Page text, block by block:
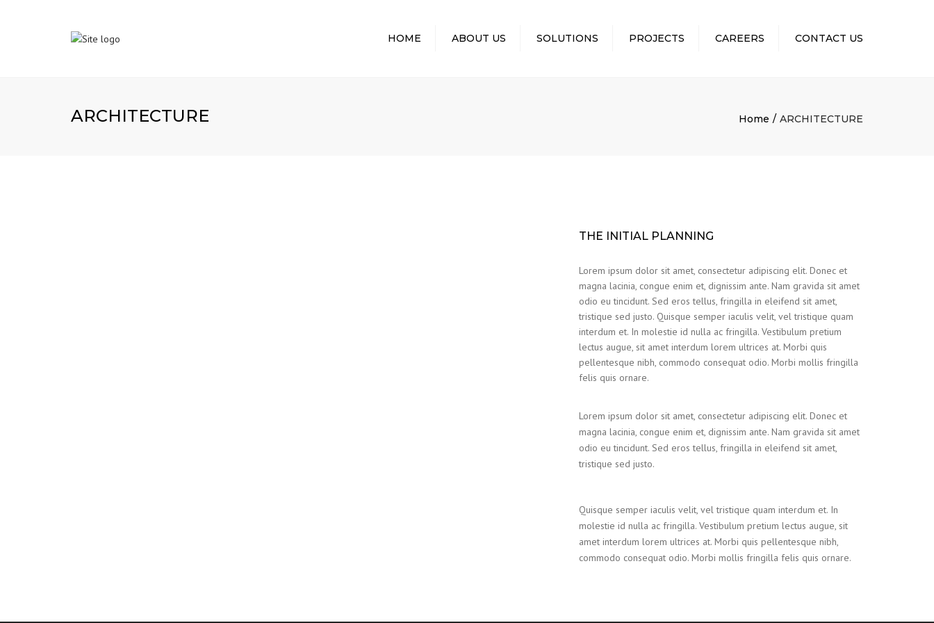
HOME ABOUT US SOLUTIONS PROJECTS CAREERS CONTACT US
ARCHITECTURE Home ARCHITECTURE
THE INITIAL PLANNING
Lorem ipsum dolor sit amet, consectetur adipiscing elit. Donec et
magna lacinia, congue enim et, dignissim ante. Nam gravida sit amet
odio eu tincidunt. Sed eros tellus, fringilla in eleifend sit amet,
tristique sed justo. Quisque semper iaculis velit, vel tristique quam
interdum et. In molestie id nulla ac fringilla. Vestibulum pretium
lectus augue, sit amet interdum lorem ultrices at. Morbi quis
pellentesque nibh, commodo consequat odio. Morbi mollis fringilla
felis quis ornare.
Lorem ipsum dolor sit amet, consectetur adipiscing elit. Donec et
magna lacinia, congue enim et, dignissim ante. Nam gravida sit amet
odio eu tincidunt. Sed eros tellus, fringilla in eleifend sit amet,
tristique sed justo.
Quisque semper iaculis velit, vel tristique quam interdum et. In
molestie id nulla ac fringilla. Vestibulum pretium lectus augue, sit
amet interdum lorem ultrices at. Morbi quis pellentesque nibh,
commodo consequat odio. Morbi mollis fringilla felis quis ornare.